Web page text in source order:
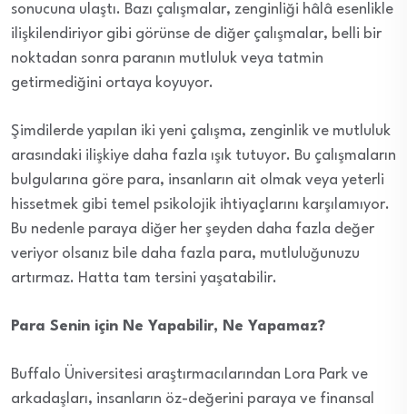
sonucuna ulaştı. Bazı çalışmalar, zenginliği hâlâ esenlikle
ilişkilendiriyor gibi görünse de diğer çalışmalar, belli bir
noktadan sonra paranın mutluluk veya tatmin
getirmediğini ortaya koyuyor.
Şimdilerde yapılan iki yeni çalışma, zenginlik ve mutluluk
arasındaki ilişkiye daha fazla ışık tutuyor. Bu çalışmaların
bulgularına göre para, insanların ait olmak veya yeterli
hissetmek gibi temel psikolojik ihtiyaçlarını karşılamıyor.
Bu nedenle paraya diğer her şeyden daha fazla değer
veriyor olsanız bile daha fazla para, mutluluğunuzu
artırmaz. Hatta tam tersini yaşatabilir.
Para Senin için Ne Yapabilir, Ne Yapamaz?
Buffalo Üniversitesi araştırmacılarından Lora Park ve
arkadaşları, insanların öz-değerini paraya ve finansal